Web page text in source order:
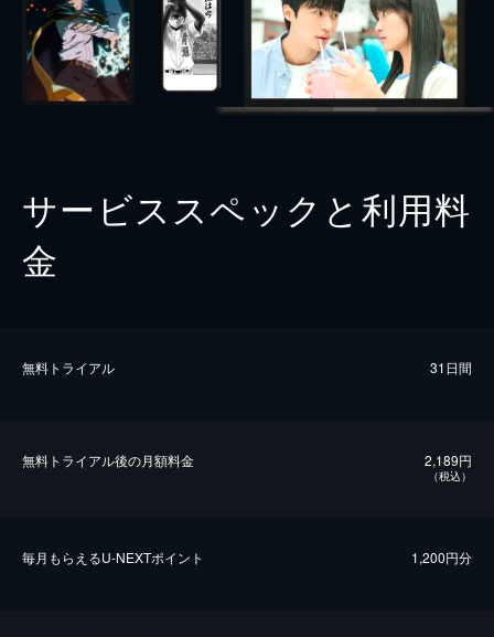
サービススペックと利用料
金
無料トライアル 31日間
無料トライアル後の⽉額料金 2,189円
（税込）
毎⽉もらえるU-NEXTポイント 1,200円分